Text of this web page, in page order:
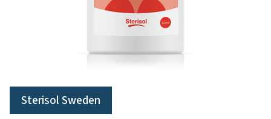
Sterisol Sweden